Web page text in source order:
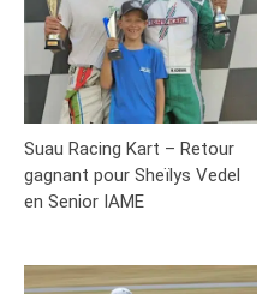
Suau Racing Kart – Retour
gagnant pour Sheïlys Vedel
en Senior IAME